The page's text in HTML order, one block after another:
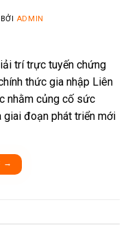
BỞI ADMIN
trí trực tuyến chứng
thức gia nhập Liên
nhằm củng cố sức
giai đoạn phát triển mới
→